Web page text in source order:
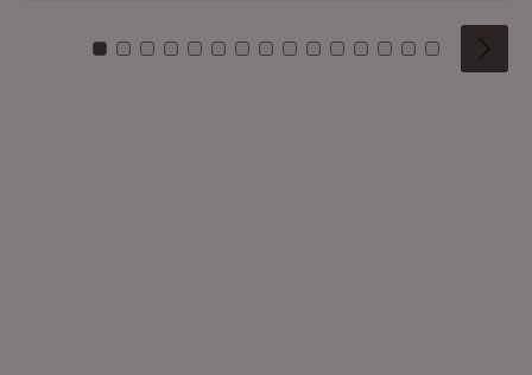
Zu Kachel: 0
Zu Kachel: 1
Zu Kachel: 2
Zu Kachel: 3
Zu Kachel: 4
Zu Kachel: 5
Zu Kachel: 6
Zu Kachel: 7
Zu Kachel: 8
Zu Kachel: 9
Zu Kachel: 10
Zu Kachel: 11
Zu Kachel: 12
Zu Kachel:
Zu